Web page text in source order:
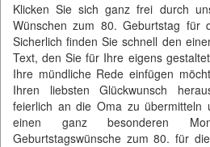
Klicken Sie sich ganz frei durch
Wünschen zum 80. Geburtstag für
Sicherlich finden Sie schnell den
Text, den Sie für Ihre eigens
Ihre mündliche Rede einfügen
Ihren liebsten Glückwunsch
feierlich an die Oma zu
einen ganz besonderen
Geburtstagswünsche zum 80. für